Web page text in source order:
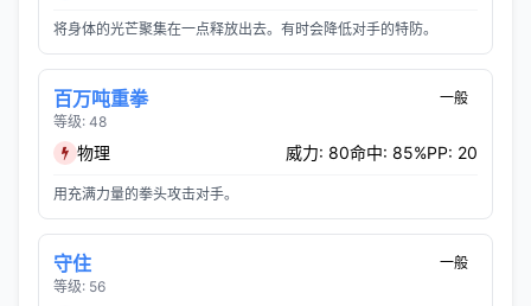
将身体的光芒聚集在一点释放出去。有时会降低对手的特防。
百万吨重拳
等级: 48
一般
物理 威力: 80命中: 85%PP: 20
用充满力量的拳头攻击对手。
守住
等级: 56
一般